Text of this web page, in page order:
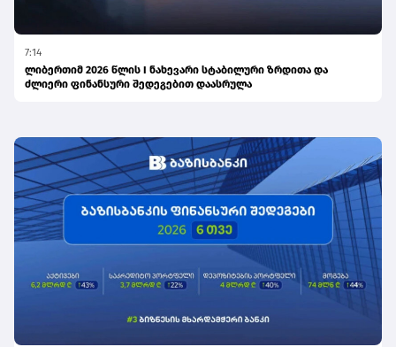
7:14
ლიბერთიმ 2026 წლის I ნახევარი სტაბილური ზრდითა და
ძლიერი ფინანსური შედეგებით დაასრულა